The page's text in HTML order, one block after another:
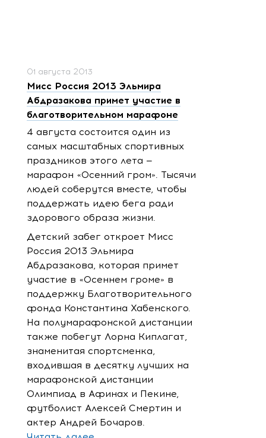
01 августа 2013
Мисс Россия 2013 Эльмира
Абдразакова примет участие в
благотворительном марафоне
4 августа состоится один из
самых масштабных спортивных
праздников этого лета —
марафон «Осенний гром». Тысячи
людей соберутся вместе, чтобы
поддержать идею бега ради
здорового образа жизни.
Детский забег откроет Мисс
Россия 2013 Эльмира
Абдразакова, которая примет
участие в «Осеннем громе» в
поддержку Благотворительного
фонда Константина Хабенского.
На полумарафонской дистанции
также побегут Лорна Киплагат,
знаменитая спортсменка,
входившая в десятку лучших на
марафонской дистанции
Олимпиад в Афинах и Пекине,
футболист Алексей Смертин и
актер Андрей Бочаров.